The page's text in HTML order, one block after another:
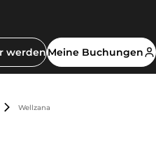
werdenMeine Buchungen
Wellzana